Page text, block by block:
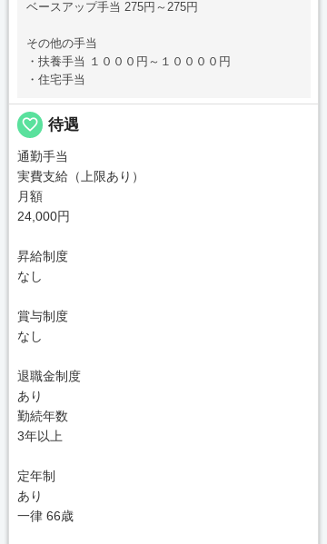
ベースアップ手当 275円～275円
その他の手当
・扶養手当 １０００円～１００００円
・住宅手当
favorite_border 待遇
通勤手当
実費支給（上限あり）
月額
24,000円
昇給制度
なし
賞与制度
なし
退職金制度
あり
勤続年数
3年以上
定年制
あり
一律 66歳